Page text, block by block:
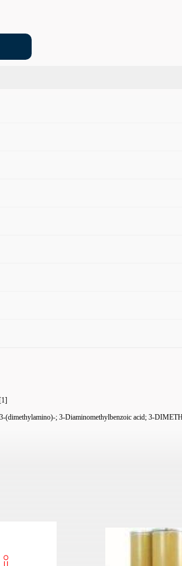
; 3-Diaminomethylbenzoic acid; 3-